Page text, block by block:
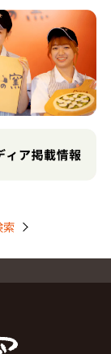
索